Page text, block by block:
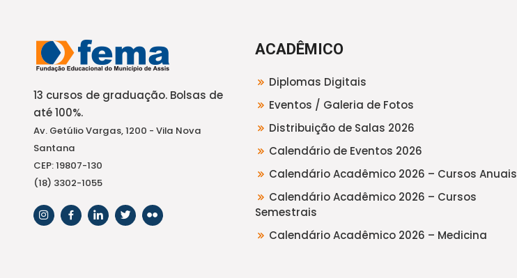
13 cursos de graduação. Bolsas de
até 100%.
Av. Getúlio Vargas, 1200 - Vila Nova
Santana
CEP: 19807-130
(18) 3302-1055
ACADÊMICO
Diplomas Digitais
Eventos / Galeria de Fotos
Distribuição de Salas 2026
Calendário de Eventos 2026
Calendário Acadêmico 2026 – Cursos Anuais
Calendário Acadêmico 2026 – Cursos
Semestrais
Calendário Acadêmico 2026 – Medicina